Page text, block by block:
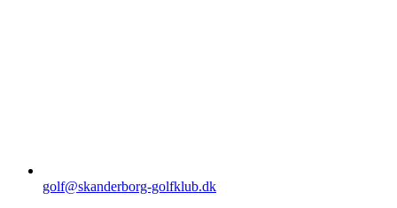
golf@skanderborg-golfklub.dk